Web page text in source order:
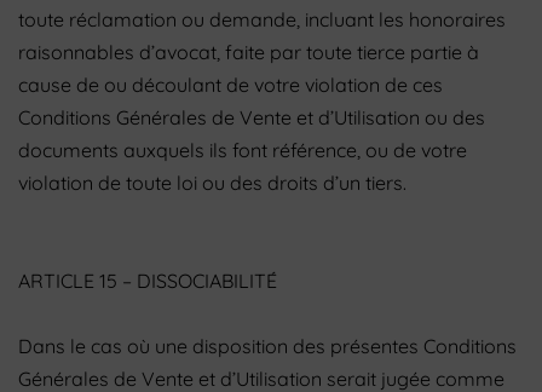
toute réclamation ou demande, incluant les honoraires
raisonnables d’avocat, faite par toute tierce partie à
cause de ou découlant de votre violation de ces
Conditions Générales de Vente et d’Utilisation ou des
documents auxquels ils font référence, ou de votre
violation de toute loi ou des droits d’un tiers.
ARTICLE 15 – DISSOCIABILITÉ
Dans le cas où une disposition des présentes Conditions
Générales de Vente et d’Utilisation serait jugée comme